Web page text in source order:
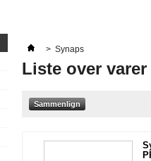
> Synaps
Liste over